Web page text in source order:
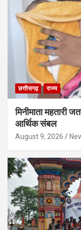
छत्तीसगढ़ राज्य
मिनीमाता महतारी
आर्थिक संबल
August 9, 2026